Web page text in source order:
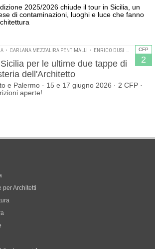
2025/2026 chiude il tour in Sicilia, un
di contaminazioni, luoghi e luce che fanno
CFP
2
• CARLANA MEZZALIRA PENTIMALLI • ENRICO DUSI
per le ultime due tappe di
dell'Architetto
e Palermo · 15 e 17 giugno 2026 · 2 CFP ·
aperte!
per Architetti